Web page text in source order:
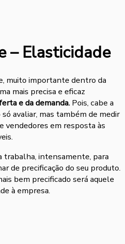
– Elasticidade
muito importante dentro da
mais precisa e eficaz
e da demanda. Pois, cabe a
avaliar, mas também de medir
vendedores em resposta às
trabalha, intensamente, para
de precificação do seu produto.
bem precificado será aquele
à empresa.